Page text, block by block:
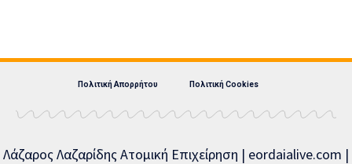
Πολιτική Απορρήτου Πολιτική Cookies
Λάζαρος Λαζαρίδης Ατομική Επιχείρηση | eordaialive.com |